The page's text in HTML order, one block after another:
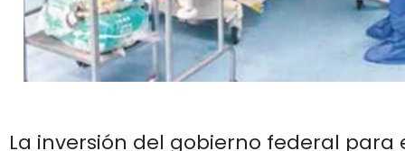
La inversión del gobierno federal